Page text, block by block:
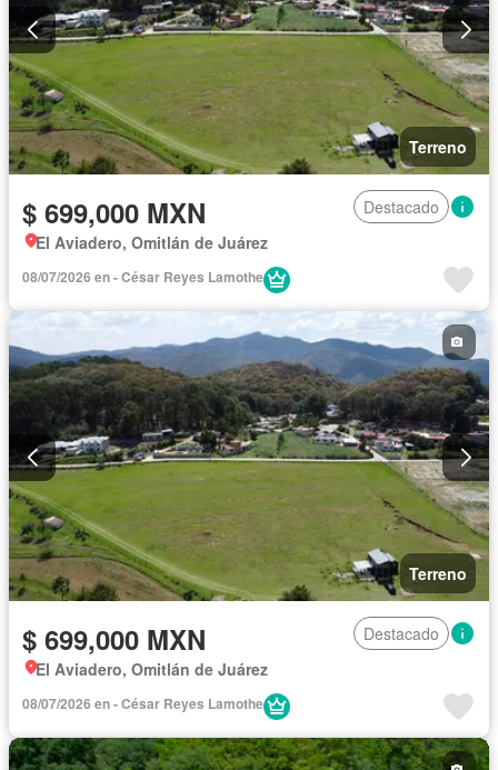
Terreno
$ 699,000 MXN
Destacado
El Aviadero, Omitlán de Juárez
08/07/2026 en - César Reyes Lamothe
Terreno
$ 699,000 MXN
Destacado
El Aviadero, Omitlán de Juárez
08/07/2026 en - César Reyes Lamothe